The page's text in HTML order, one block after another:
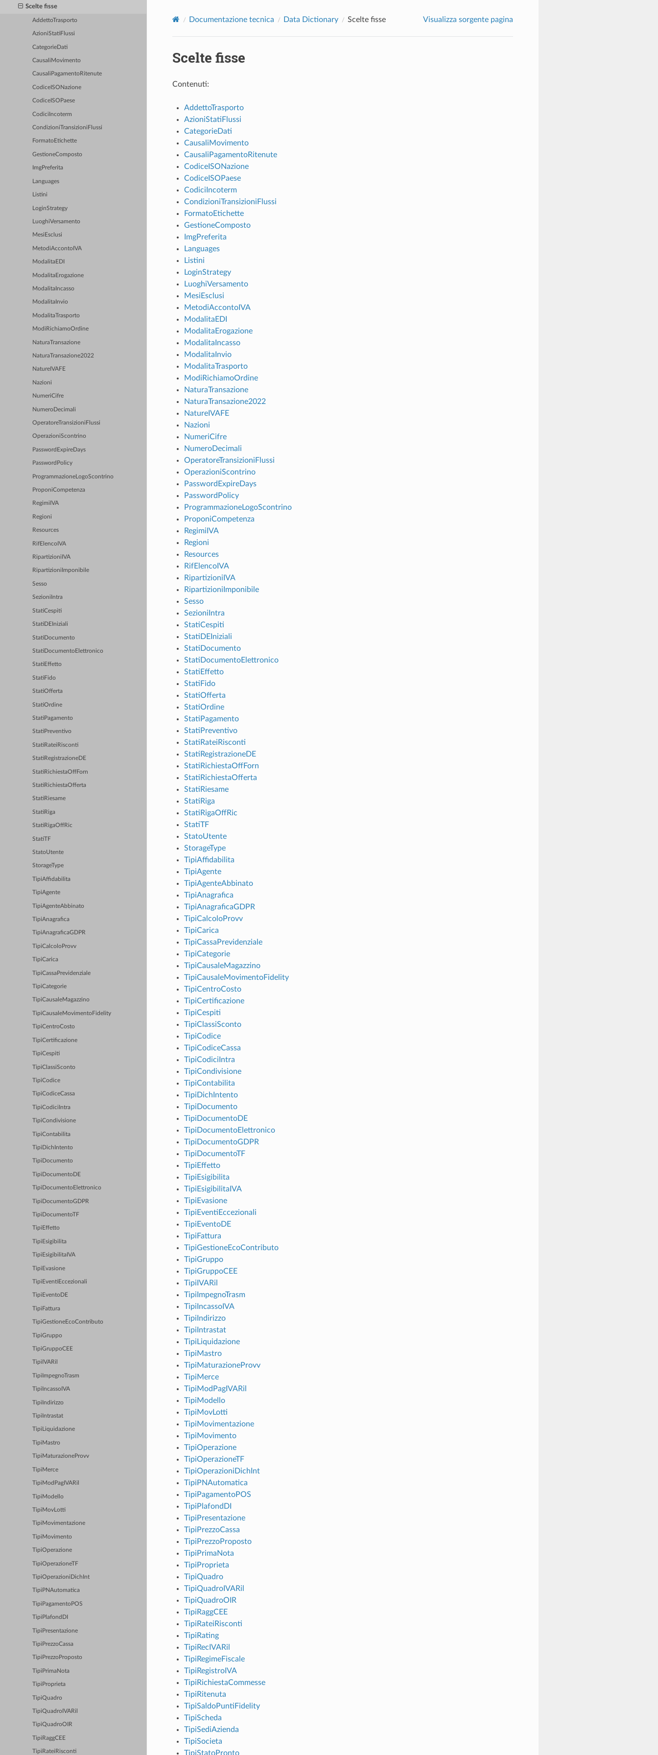
Scelte fisse
AddettoTrasporto
AzioniStatiFlussi
CategorieDati
CausaliMovimento
CausaliPagamentoRitenute
CodiceISONazione
CodiceISOPaese
CodiciIncoterm
CondizioniTransizioniFlussi
FormatoEtichette
GestioneComposto
ImgPreferita
Languages
Listini
LoginStrategy
LuoghiVersamento
MesiEsclusi
MetodiAccontoIVA
ModalitaEDI
ModalitaErogazione
ModalitaIncasso
ModalitaInvio
ModalitaTrasporto
ModiRichiamoOrdine
NaturaTransazione
NaturaTransazione2022
NatureIVAFE
Nazioni
NumeriCifre
NumeroDecimali
OperatoreTransizioniFlussi
OperazioniScontrino
PasswordExpireDays
PasswordPolicy
ProgrammazioneLogoScontrino
ProponiCompetenza
RegimiIVA
Regioni
Resources
RifElencoIVA
RipartizioniIVA
RipartizioniImponibile
Sesso
SezioniIntra
StatiCespiti
StatiDEIniziali
StatiDocumento
StatiDocumentoElettronico
StatiEffetto
StatiFido
StatiOfferta
StatiOrdine
StatiPagamento
StatiPreventivo
StatiRateiRisconti
StatiRegistrazioneDE
StatiRichiestaOffForn
StatiRichiestaOfferta
StatiRiesame
StatiRiga
StatiRigaOffRic
StatiTF
StatoUtente
StorageType
TipiAffidabilita
TipiAgente
TipiAgenteAbbinato
TipiAnagrafica
TipiAnagraficaGDPR
TipiCalcoloProvv
TipiCarica
TipiCassaPrevidenziale
TipiCategorie
TipiCausaleMagazzino
TipiCausaleMovimentoFidelity
TipiCentroCosto
TipiCertificazione
TipiCespiti
TipiClassiSconto
TipiCodice
TipiCodiceCassa
TipiCodiciIntra
TipiCondivisione
TipiContabilita
TipiDichIntento
TipiDocumento
TipiDocumentoDE
TipiDocumentoElettronico
TipiDocumentoGDPR
TipiDocumentoTF
TipiEffetto
TipiEsigibilita
TipiEsigibilitaIVA
TipiEvasione
TipiEventiEccezionali
TipiEventoDE
TipiFattura
TipiGestioneEcoContributo
TipiGruppo
TipiGruppoCEE
TipiIVARil
TipiImpegnoTrasm
TipiIncassoIVA
TipiIndirizzo
TipiIntrastat
TipiLiquidazione
TipiMastro
TipiMaturazioneProvv
TipiMerce
TipiModPagIVARil
TipiModello
TipiMovLotti
TipiMovimentazione
TipiMovimento
TipiOperazione
TipiOperazioneTF
TipiOperazioniDichInt
TipiPNAutomatica
TipiPagamentoPOS
TipiPlafondDI
TipiPresentazione
TipiPrezzoCassa
TipiPrezzoProposto
TipiPrimaNota
TipiProprieta
TipiQuadro
TipiQuadroIVARil
TipiQuadroOIR
TipiRaggCEE
TipiRateiRisconti
Documentazione tecnica Data Dictionary Scelte fisse Visualizza sorgente pagina
Scelte fisse
Contenuti:
AddettoTrasporto
AzioniStatiFlussi
CategorieDati
CausaliMovimento
CausaliPagamentoRitenute
CodiceISONazione
CodiceISOPaese
CodiciIncoterm
CondizioniTransizioniFlussi
FormatoEtichette
GestioneComposto
ImgPreferita
Languages
Listini
LoginStrategy
LuoghiVersamento
MesiEsclusi
MetodiAccontoIVA
ModalitaEDI
ModalitaErogazione
ModalitaIncasso
ModalitaInvio
ModalitaTrasporto
ModiRichiamoOrdine
NaturaTransazione
NaturaTransazione2022
NatureIVAFE
Nazioni
NumeriCifre
NumeroDecimali
OperatoreTransizioniFlussi
OperazioniScontrino
PasswordExpireDays
PasswordPolicy
ProgrammazioneLogoScontrino
ProponiCompetenza
RegimiIVA
Regioni
Resources
RifElencoIVA
RipartizioniIVA
RipartizioniImponibile
Sesso
SezioniIntra
StatiCespiti
StatiDEIniziali
StatiDocumento
StatiDocumentoElettronico
StatiEffetto
StatiFido
StatiOfferta
StatiOrdine
StatiPagamento
StatiPreventivo
StatiRateiRisconti
StatiRegistrazioneDE
StatiRichiestaOffForn
StatiRichiestaOfferta
StatiRiesame
StatiRiga
StatiRigaOffRic
StatiTF
StatoUtente
StorageType
TipiAffidabilita
TipiAgente
TipiAgenteAbbinato
TipiAnagrafica
TipiAnagraficaGDPR
TipiCalcoloProvv
TipiCarica
TipiCassaPrevidenziale
TipiCategorie
TipiCausaleMagazzino
TipiCausaleMovimentoFidelity
TipiCentroCosto
TipiCertificazione
TipiCespiti
TipiClassiSconto
TipiCodice
TipiCodiceCassa
TipiCodiciIntra
TipiCondivisione
TipiContabilita
TipiDichIntento
TipiDocumento
TipiDocumentoDE
TipiDocumentoElettronico
TipiDocumentoGDPR
TipiDocumentoTF
TipiEffetto
TipiEsigibilita
TipiEsigibilitaIVA
TipiEvasione
TipiEventiEccezionali
TipiEventoDE
TipiFattura
TipiGestioneEcoContributo
TipiGruppo
TipiGruppoCEE
TipiIVARil
TipiImpegnoTrasm
TipiIncassoIVA
TipiIndirizzo
TipiIntrastat
TipiLiquidazione
TipiMastro
TipiMaturazioneProvv
TipiMerce
TipiModPagIVARil
TipiModello
TipiMovLotti
TipiMovimentazione
TipiMovimento
TipiOperazione
TipiOperazioneTF
TipiOperazioniDichInt
TipiPNAutomatica
TipiPagamentoPOS
TipiPlafondDI
TipiPresentazione
TipiPrezzoCassa
TipiPrezzoProposto
TipiPrimaNota
TipiProprieta
TipiQuadro
TipiQuadroIVARil
TipiQuadroOIR
TipiRaggCEE
TipiRateiRisconti
TipiRating
TipiRecIVARil
TipiRegimeFiscale
TipiRegistroIVA
TipiRichiestaCommesse
TipiRitenuta
TipiSaldoPuntiFidelity
TipiScheda
TipiSediAzienda
TipiSocieta
TipiStatoPronto